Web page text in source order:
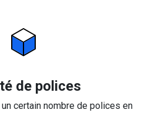
de polices
certain nombre de polices en